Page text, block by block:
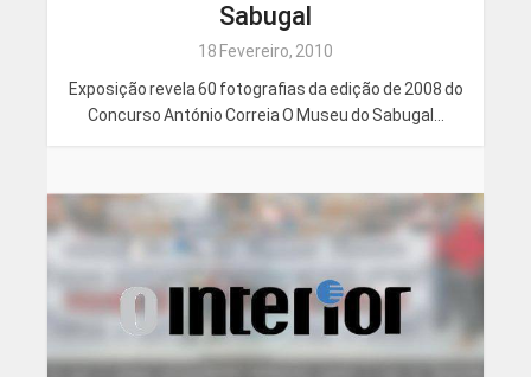
Sabugal
18 Fevereiro, 2010
Exposição revela 60 fotografias da edição de 2008 do
Concurso António Correia O Museu do Sabugal...